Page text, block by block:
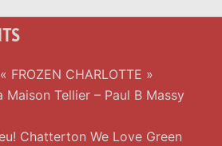
FROZEN CHARLOTTE »
Tellier – Paul B Massy
Chatterton We Love Green